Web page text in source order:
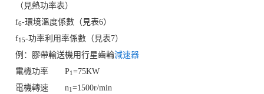
（見熱功率表）
f6-環境溫度係數（見表6）
f15-功率利用率係數（見表7）
例：膠帶輸送機用行星齒輪減速器
電機功率 P1 =75KW
電機轉速 n1 =1500r/min